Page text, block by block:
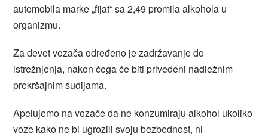
automobila marke „fijat“ sa 2,49 promila alkohola u
organizmu.
Za devet vozača određeno je zadržavanje do
istrežnjenja, nakon čega će biti privedeni nadležnim
prekršajnim sudijama.
Apelujemo na vozače da ne konzumiraju alkohol ukoliko
voze kako ne bi ugrozili svoju bezbednost, ni